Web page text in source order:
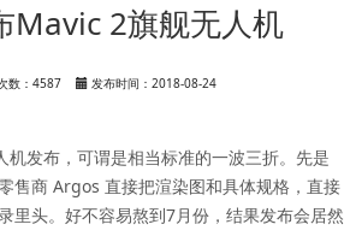
Mavic 2旗舰无人机
数：4587 发布时间：2018-08-24
发布，可谓是相当标准的一波三折。先是
售商 Argos 直接把渲染图和具体规格，直接
里头。好不容易熬到7月份，结果发布会居然